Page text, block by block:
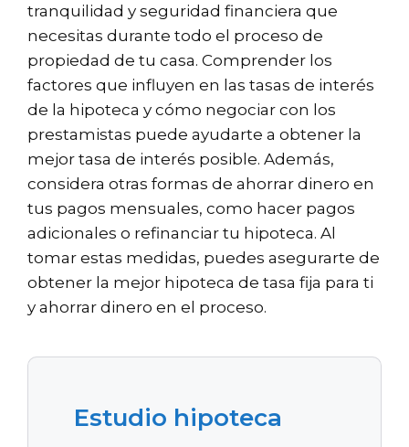
tranquilidad y seguridad financiera que
necesitas durante todo el proceso de
propiedad de tu casa. Comprender los
factores que influyen en las tasas de interés
de la hipoteca y cómo negociar con los
prestamistas puede ayudarte a obtener la
mejor tasa de interés posible. Además,
considera otras formas de ahorrar dinero en
tus pagos mensuales, como hacer pagos
adicionales o refinanciar tu hipoteca. Al
tomar estas medidas, puedes asegurarte de
obtener la mejor hipoteca de tasa fija para ti
y ahorrar dinero en el proceso.
Estudio hipoteca